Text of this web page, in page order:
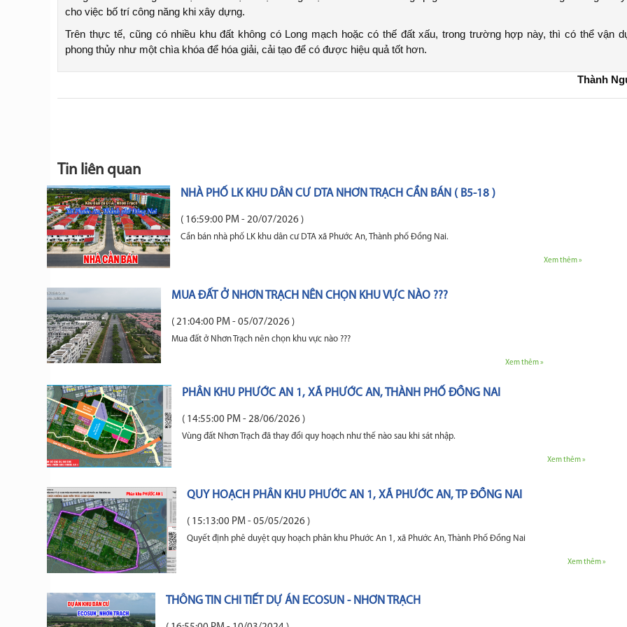
cho việc bố trí công năng khi xây dựng.
Trên thực tế, cũng có nhiều khu đất không có Long mạch hoặc có thế đất xấu, trong trường hợp này, thì có thể vận
phong thủy như một chìa khóa để hóa giải, cải tạo để có được hiệu quả tốt hơn.
Thành
Tin liên quan
NHÀ PHỐ LK KHU DÂN CƯ DTA NHƠN TRẠCH CẦN BÁN ( B5-18 )
( 16:59:00 PM - 20/07/2026 )
Cần bán nhà phố LK khu dân cư DTA xã Phước An, Thành phố Đồng Nai.
Xem thêm »
MUA ĐẤT Ở NHƠN TRẠCH NÊN CHỌN KHU VỰC NÀO ???
( 21:04:00 PM - 05/07/2026 )
Mua đất ở Nhơn Trạch nên chọn khu vực nào ???
Xem thêm »
PHÂN KHU PHƯỚC AN 1, XÃ PHƯỚC AN, THÀNH PHỐ ĐỒNG NAI
( 14:55:00 PM - 28/06/2026 )
Vùng đất Nhơn Trạch đã thay đổi quy hoạch như thế nào sau khi sát nhập.
Xem thêm »
QUY HOẠCH PHÂN KHU PHƯỚC AN 1, XÃ PHƯỚC AN, TP ĐỒNG NAI
( 15:13:00 PM - 05/05/2026 )
Quyết định phê duyệt quy hoạch phân khu Phước An 1, xã Phước An, Thành Phố Đồng Nai
Xem thêm »
THÔNG TIN CHI TIẾT DỰ ÁN ECOSUN - NHƠN TRẠCH